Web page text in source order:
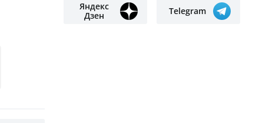
Яндекс
Дзен
Telegram